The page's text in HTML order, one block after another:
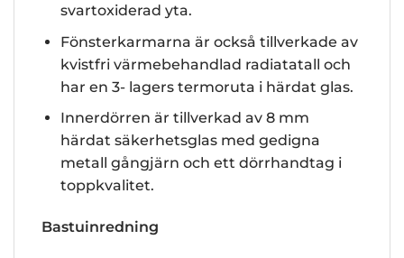
svartoxiderad yta.
Fönsterkarmarna är också tillverkade av
kvistfri värmebehandlad radiatatall och
har en 3- lagers termoruta i härdat glas.
Innerdörren är tillverkad av 8 mm
härdat säkerhetsglas med gedigna
metall gångjärn och ett dörrhandtag i
toppkvalitet.
Bastuinredning